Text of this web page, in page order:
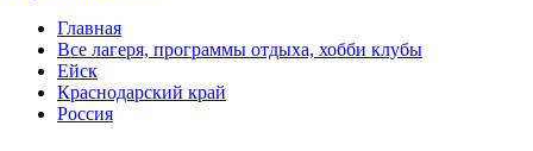
Главная
Все лагеря, программы отдыха, хобби клубы
Ейск
Краснодарский край
Россия